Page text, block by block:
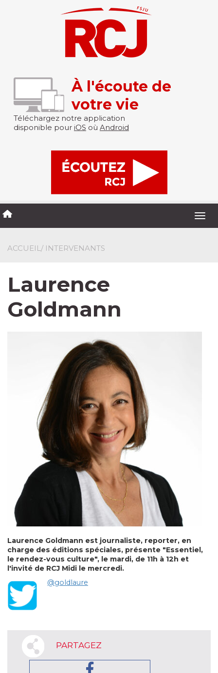
À l'écoute de
votre vie
Téléchargez notre application
disponible pour iOS où Android
ACCUEIL/ INTERVENANTS
Laurence
Goldmann
Laurence Goldmann est journaliste, reporter, en
charge des éditions spéciales, présente "Essentiel,
le rendez-vous culture", le mardi, de 11h à 12h et
l'invité de RCJ Midi le mercredi.
@goldlaure
PARTAGEZ